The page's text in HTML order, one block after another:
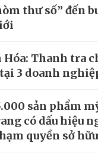
thư số” đến
Hóa: Thanh tra
3 doanh
sản phẩm
có dấu hiệu
quyền sở